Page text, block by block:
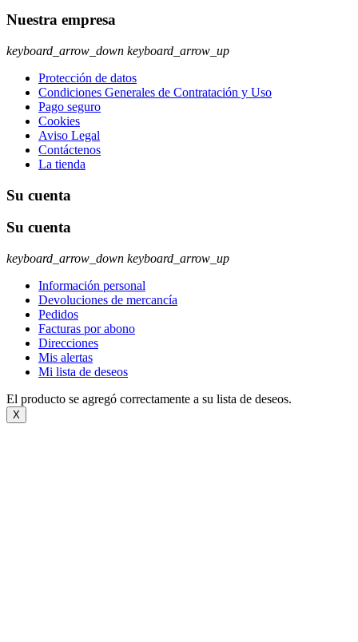
Nuestra empresa
keyboard_arrow_down keyboard_arrow_up
Protección de datos
Condiciones Generales de Contratación y Uso
Pago seguro
Cookies
Aviso Legal
Contáctenos
La tienda
Su cuenta
Su cuenta
keyboard_arrow_down keyboard_arrow_up
Información personal
Devoluciones de mercancía
Pedidos
Facturas por abono
Direcciones
Mis alertas
Mi lista de deseos
El producto se agregó correctamente a su lista de deseos.
X